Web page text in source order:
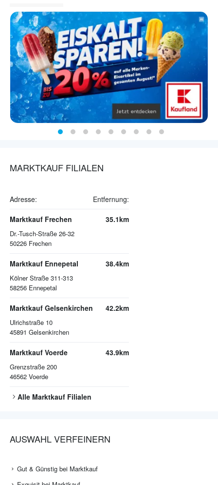
MARKTKAUF FILIALEN
Adresse: Entfernung:
Marktkauf Frechen
Dr.-Tusch-Straße 26-32
50226 Frechen
35.1km
Marktkauf Ennepetal
Kölner Straße 311-313
58256 Ennepetal
38.4km
Marktkauf Gelsenkirchen
Ulrichstraße 10
45891 Gelsenkirchen
42.2km
Marktkauf Voerde
Grenzstraße 200
46562 Voerde
43.9km
Alle Marktkauf Filialen
AUSWAHL VERFEINERN
Gut & Günstig bei Marktkauf